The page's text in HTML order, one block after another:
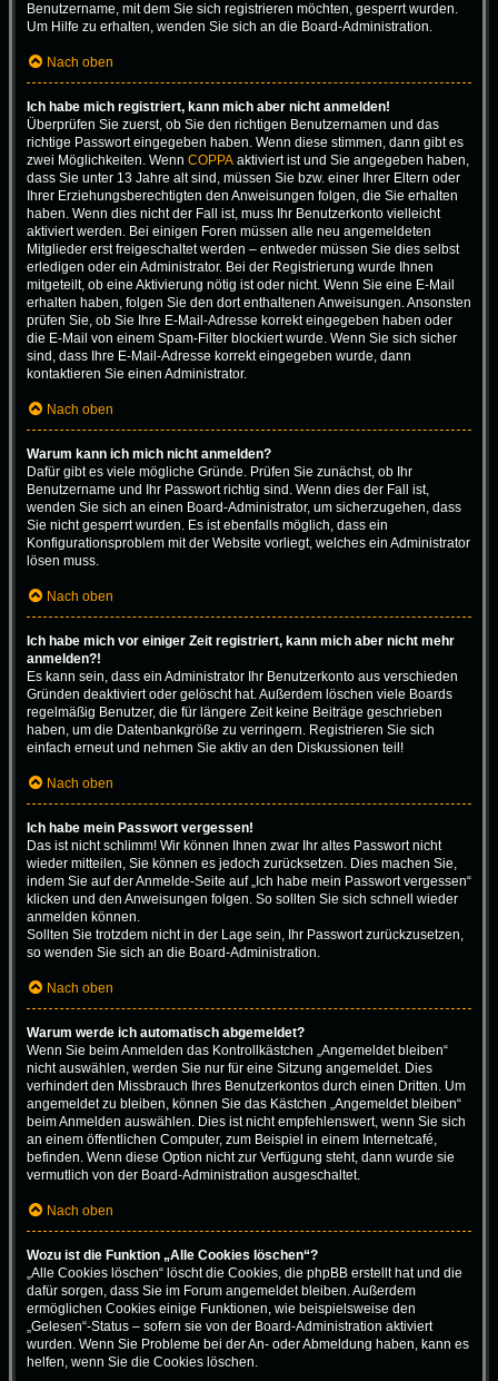
Benutzername, mit dem Sie sich registrieren möchten, gesperrt wurden.
Um Hilfe zu erhalten, wenden Sie sich an die Board-Administration.
Nach oben
Ich habe mich registriert, kann mich aber nicht anmelden!
Überprüfen Sie zuerst, ob Sie den richtigen Benutzernamen und das
richtige Passwort eingegeben haben. Wenn diese stimmen, dann gibt es
zwei Möglichkeiten. Wenn COPPA aktiviert ist und Sie angegeben haben,
dass Sie unter 13 Jahre alt sind, müssen Sie bzw. einer Ihrer Eltern oder
Ihrer Erziehungsberechtigten den Anweisungen folgen, die Sie erhalten
haben. Wenn dies nicht der Fall ist, muss Ihr Benutzerkonto vielleicht
aktiviert werden. Bei einigen Foren müssen alle neu angemeldeten
Mitglieder erst freigeschaltet werden – entweder müssen Sie dies selbst
erledigen oder ein Administrator. Bei der Registrierung wurde Ihnen
mitgeteilt, ob eine Aktivierung nötig ist oder nicht. Wenn Sie eine E-Mail
erhalten haben, folgen Sie den dort enthaltenen Anweisungen. Ansonsten
prüfen Sie, ob Sie Ihre E-Mail-Adresse korrekt eingegeben haben oder
die E-Mail von einem Spam-Filter blockiert wurde. Wenn Sie sich sicher
sind, dass Ihre E-Mail-Adresse korrekt eingegeben wurde, dann
kontaktieren Sie einen Administrator.
Nach oben
Warum kann ich mich nicht anmelden?
Dafür gibt es viele mögliche Gründe. Prüfen Sie zunächst, ob Ihr
Benutzername und Ihr Passwort richtig sind. Wenn dies der Fall ist,
wenden Sie sich an einen Board-Administrator, um sicherzugehen, dass
Sie nicht gesperrt wurden. Es ist ebenfalls möglich, dass ein
Konfigurationsproblem mit der Website vorliegt, welches ein Administrator
lösen muss.
Nach oben
Ich habe mich vor einiger Zeit registriert, kann mich aber nicht mehr
anmelden?!
Es kann sein, dass ein Administrator Ihr Benutzerkonto aus verschieden
Gründen deaktiviert oder gelöscht hat. Außerdem löschen viele Boards
regelmäßig Benutzer, die für längere Zeit keine Beiträge geschrieben
haben, um die Datenbankgröße zu verringern. Registrieren Sie sich
einfach erneut und nehmen Sie aktiv an den Diskussionen teil!
Nach oben
Ich habe mein Passwort vergessen!
Das ist nicht schlimm! Wir können Ihnen zwar Ihr altes Passwort nicht
wieder mitteilen, Sie können es jedoch zurücksetzen. Dies machen Sie,
indem Sie auf der Anmelde-Seite auf „Ich habe mein Passwort vergessen“
klicken und den Anweisungen folgen. So sollten Sie sich schnell wieder
anmelden können.
Sollten Sie trotzdem nicht in der Lage sein, Ihr Passwort zurückzusetzen,
so wenden Sie sich an die Board-Administration.
Nach oben
Warum werde ich automatisch abgemeldet?
Wenn Sie beim Anmelden das Kontrollkästchen „Angemeldet bleiben“
nicht auswählen, werden Sie nur für eine Sitzung angemeldet. Dies
verhindert den Missbrauch Ihres Benutzerkontos durch einen Dritten. Um
angemeldet zu bleiben, können Sie das Kästchen „Angemeldet bleiben“
beim Anmelden auswählen. Dies ist nicht empfehlenswert, wenn Sie sich
an einem öffentlichen Computer, zum Beispiel in einem Internetcafé,
befinden. Wenn diese Option nicht zur Verfügung steht, dann wurde sie
vermutlich von der Board-Administration ausgeschaltet.
Nach oben
Wozu ist die Funktion „Alle Cookies löschen“?
„Alle Cookies löschen“ löscht die Cookies, die phpBB erstellt hat und die
dafür sorgen, dass Sie im Forum angemeldet bleiben. Außerdem
ermöglichen Cookies einige Funktionen, wie beispielsweise den
„Gelesen“-Status – sofern sie von der Board-Administration aktiviert
wurden. Wenn Sie Probleme bei der An- oder Abmeldung haben, kann es
helfen, wenn Sie die Cookies löschen.